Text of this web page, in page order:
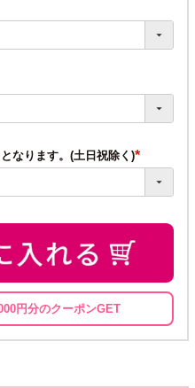
なります。(土日祝除く)
(必
円分のクーポンGET